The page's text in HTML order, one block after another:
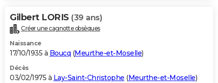
Gilbert LORIS (39 ans)
Créer une cagnotte obsèques
Naissance
17/10/1935 à Boucq (Meurthe-et-Moselle)
Décès
03/02/1975 à Lay-Saint-Christophe (Meurthe-et-Moselle)